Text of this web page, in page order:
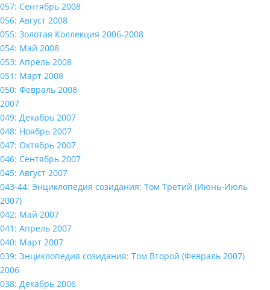
057: Сентябрь 2008
056: Август 2008
055: Золотая Коллекция 2006-2008
054: Май 2008
053: Апрель 2008
051: Март 2008
050: Февраль 2008
2007
049: Декабрь 2007
048: Ноябрь 2007
047: Октябрь 2007
046: Сентябрь 2007
045: Август 2007
043-44: Энциклопедия созидания: Том Третий (Июнь-Июль
2007)
042: Май 2007
041: Апрель 2007
040: Март 2007
039: Энциклопедия созидания: Том Второй (Февраль 2007)
2006
038: Декабрь 2006